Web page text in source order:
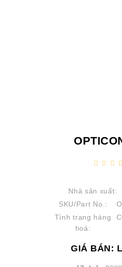
Nhà sản xuất:
SKU/Part No.:
Tình trạng hàng
hoá:
GIÁ BÁN: